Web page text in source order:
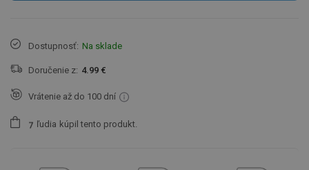
Dostupnosť: Na sklade
Doručenie z: 4.99 €
Vrátenie až do 100 dní
7 ľudia kúpil tento produkt.